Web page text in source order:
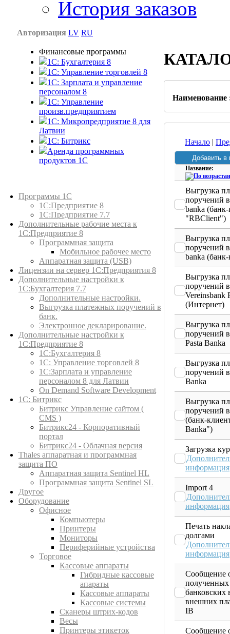
История заказов
Авторизация LV RU
Финансовые программы
1С: Бухгалтерия 8
1C: Управление торговлей 8
1C: Зарплата и управление
персоналом 8
1C: Управление
произв.предприятием
1С: Микропредприятие 8 для
Латвии
1C: Битрикс
Аренда программных
продуктов 1С
Программы 1С
1С:Предприятие 8
1С:Предприятие 7.7
Дополнительные рабочие места к
1С:Предприятие 8
Программная защита
Мобильное рабочее место
Аппаратная защита (USB)
Лицензии на сервер 1С:Предприятия 8
Дополнительные настройки к
1С:Бухгалтерия 7.7
Дополнительные настройки.
Выгрузка платежных поручений в
банк.
Электронное декларирование.
Дополнительные настройки к
1С:Предприятие 8
1С:Бухгалтерия 8
1C: Управление торговлей 8
1С:Зарплата и управление
персоналом 8 для Латвии
On Demand Software Development
1С: Битрикс
Битрикс Управление сайтом (
CMS )
Битрикс24 - Корпоративный
портал
Битрикс24 - Облачная версия
Thales аппаратная и программная
защита ПО
Аппаратная защита Sentinel HL
Программная защита Sentinel SL
Другое
Оборудование
Офисное
Компьютеры
Принтеры
Мониторы
Периферийные устройства
Торговое
Кассовые аппараты
Гибридные кассовые
апараты
Кассовые аппараты
Кассовые системы
Сканеры штрих-кодов
Весы
Принтеры этикеток
Наименование
Начало |
Название:
Выгрузка
поручений
banka
"RBClient")
Выгрузка
поручений
banka
Выгрузка
поручений в
Vereinsbank
(Интернет)
Выгрузка
поручений
Pasta Banka
Выгрузка
поручений
Banka
Выгрузка
поручений
(банк-
Banka")
Загрузка
информация
Import 4
информация
Печать
долгами
информация
Сообщение
полученных
банковских
внешних
IB
Сообщение